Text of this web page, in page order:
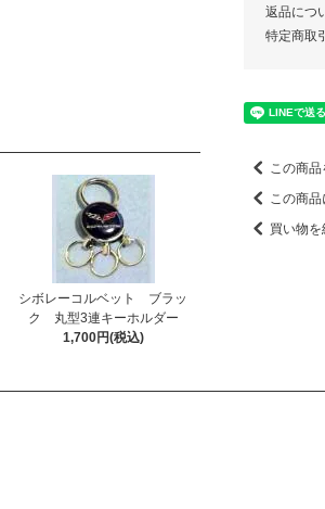
シボレーコルベット ブラッ
ク 丸型3連キーホルダー
1,700円(税込)
返品につ
特定商取
この商
この商
買い物を